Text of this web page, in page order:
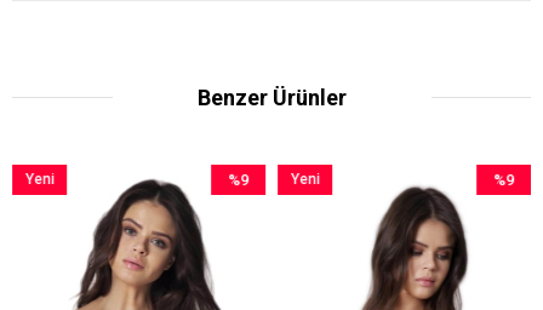
Benzer Ürünler
%9
İndirim
%9İndirim
İndirim
%9İndirim
Yeni
Yeni